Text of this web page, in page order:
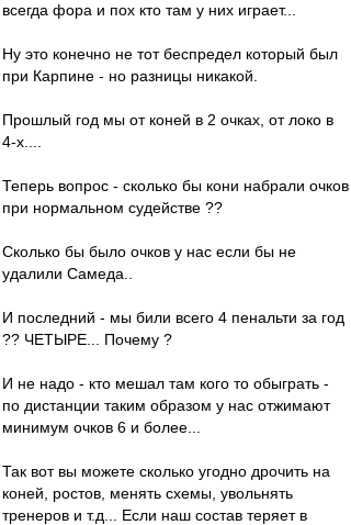
всегда фора и пох кто там у них играет...
Ну это конечно не тот беспредел который был
при Карпине - но разницы никакой.
Прошлый год мы от коней в 2 очках, от локо в
4-х....
Теперь вопрос - сколько бы кони набрали очков
при нормальном судействе ??
Сколько бы было очков у нас если бы не
удалили Самеда..
И последний - мы били всего 4 пенальти за год
?? ЧЕТЫРЕ... Почему ?
И не надо - кто мешал там кого то обыграть -
по дистанции таким образом у нас отжимают
минимум очков 6 и более...
Так вот вы можете сколько угодно дрочить на
коней, ростов, менять схемы, увольнять
тренеров и т.д... Если наш состав теряет в